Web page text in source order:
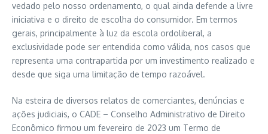
vedado pelo nosso ordenamento, o qual ainda defende a livre
iniciativa e o direito de escolha do consumidor. Em termos
gerais, principalmente à luz da escola ordoliberal, a
exclusividade pode ser entendida como válida, nos casos que
representa uma contrapartida por um investimento realizado e
desde que siga uma limitação de tempo razoável.
Na esteira de diversos relatos de comerciantes, denúncias e
ações judiciais, o CADE – Conselho Administrativo de Direito
Econômico firmou um fevereiro de 2023 um Termo de